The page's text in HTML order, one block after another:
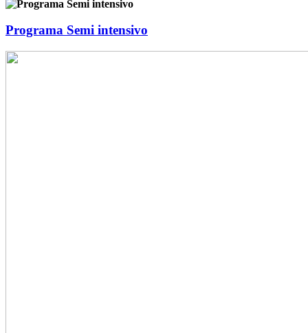
Programa Semi intensivo